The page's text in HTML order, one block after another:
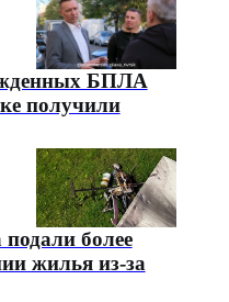
БПЛА
получили
более
жилья из-за